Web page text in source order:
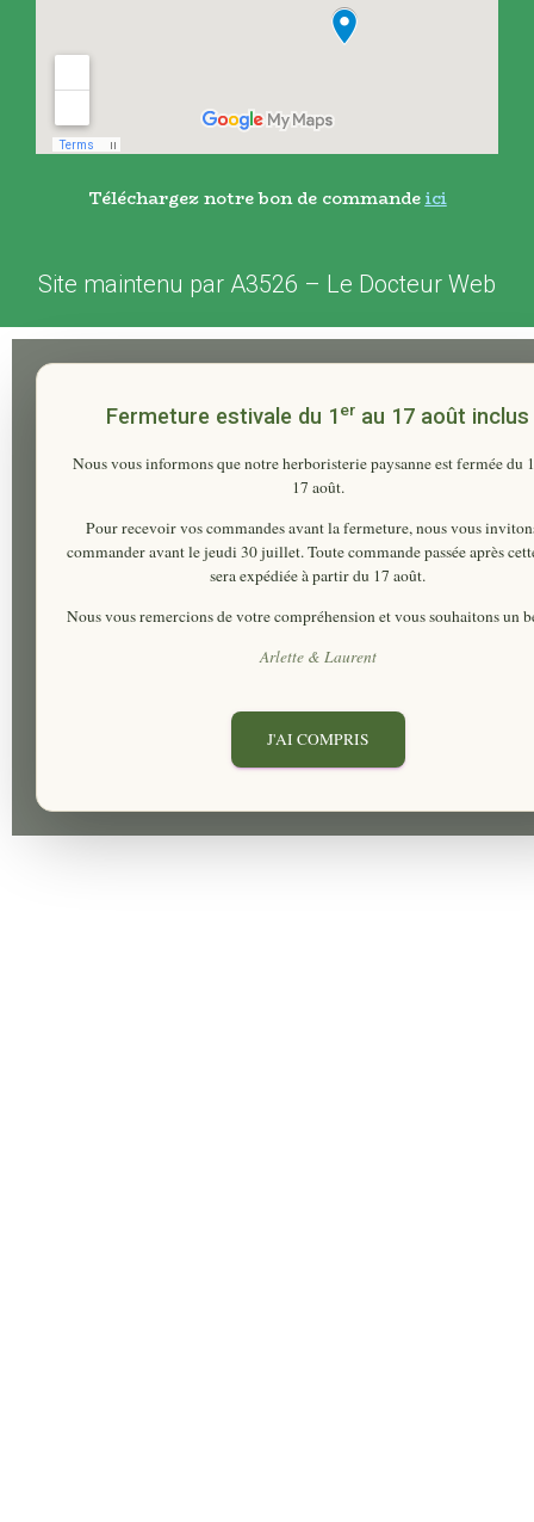
Téléchargez notre bon de commandeici
Site maintenu par A3526 – Le Docteur Web
Fermeture estivale du 1er au 17 août inclus
Nous vous informons que notre herboristerie paysanne est fermée du 1
17 août.
Pour recevoir vos commandes avant la fermeture, nous vous
commanderavant le jeudi 30 juillet. Toute commande passée après
sera expédiée à partir du 17 août.
Nous vous remercions de votre compréhension et vous souhaitons un
Arlette & Laurent
J'AI COMPRIS